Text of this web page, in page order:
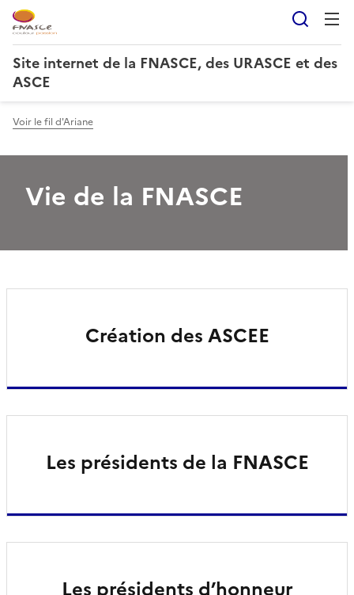
Site internet de la FNASCE, des URASCE et des
ASCE
Voir le fil d'Ariane
Vie de la FNASCE
Création des ASCEE
Les présidents de la FNASCE
Les présidents d’honneur